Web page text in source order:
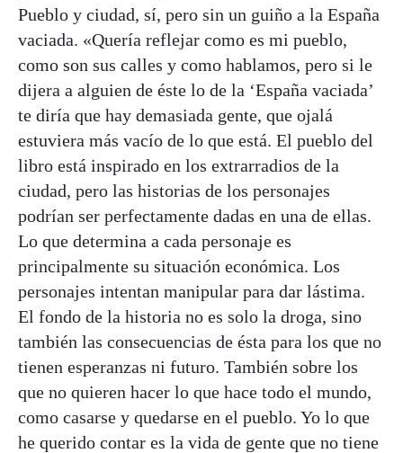
Pueblo y ciudad, sí, pero sin un guiño a la España
vaciada. «Quería reflejar como es mi pueblo,
como son sus calles y como hablamos, pero si le
dijera a alguien de éste lo de la ‘España vaciada’
te diría que hay demasiada gente, que ojalá
estuviera más vacío de lo que está. El pueblo del
libro está inspirado en los extrarradios de la
ciudad, pero las historias de los personajes
podrían ser perfectamente dadas en una de ellas.
Lo que determina a cada personaje es
principalmente su situación económica. Los
personajes intentan manipular para dar lástima.
El fondo de la historia no es solo la droga, sino
también las consecuencias de ésta para los que no
tienen esperanzas ni futuro. También sobre los
que no quieren hacer lo que hace todo el mundo,
como casarse y quedarse en el pueblo. Yo lo que
he querido contar es la vida de gente que no tiene